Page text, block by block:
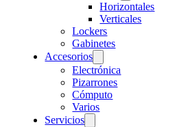
Horizontales
Verticales
Lockers
Gabinetes
Accesorios
Electrónica
Pizarrones
Cómputo
Varios
Servicios